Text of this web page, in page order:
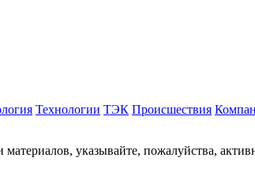
Технологии ТЭК Происшествия
указывайте, пожалуйства,